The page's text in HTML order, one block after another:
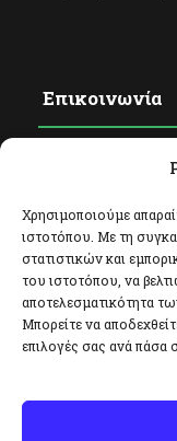
Χρησιμοποιούμε
ιστοτόπου. Με τη
στατιστικών και
του ιστοτόπου, να
αποτελεσματικότητα
Μπορείτε να
επιλογές σας ανά πάσα
Επικοινωνία
Φόρμα
Facebook
Twitter
Instagram